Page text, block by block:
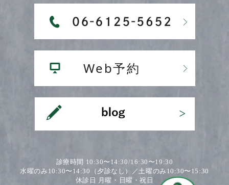
診療時間 10:30〜14:30/16:30〜19:30
水曜のみ10:30〜14:30（夕診なし）／土曜のみ10:30〜15:30
休診日 月曜・日曜・祝日